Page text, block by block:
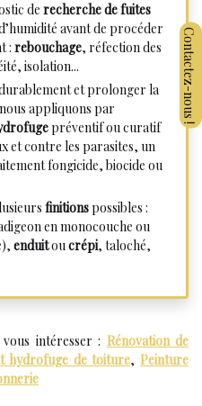
de recherche de fuites
avant de procéder
: rebouchage, réfection des
isolation...
et prolonger la
appliquons par
préventif ou curatif
et contre les parasites, un
fongicide, biocide ou
finitionspossibles :
en monocouche ou
enduitoucrépi, taloché,
intéresser : Rénovation de
hydrofuge de toiture, Peinture